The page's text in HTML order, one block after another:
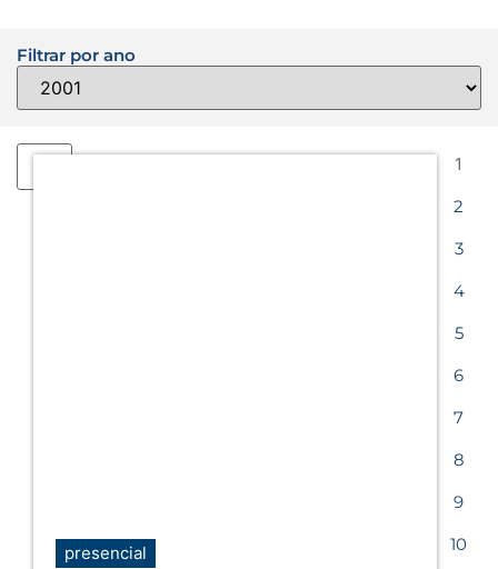
Filtrar por ano
presencial
1
2
3
4
5
6
7
8
9
10